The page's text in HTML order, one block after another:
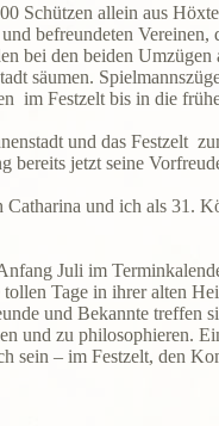
Schützen allein aus
befreundeten
bei den beiden
säumen.
im Festzelt bis in die
und das Festzelt
bereits jetzt seine
und ich als 31.
Juli im
Tage in ihrer alten
und Bekannte treffen
und zu philosophieren.
sein – im Festzelt, den